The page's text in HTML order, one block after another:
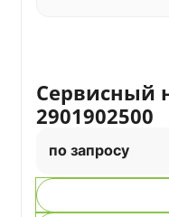
Сервисный
2901902500
по запросу